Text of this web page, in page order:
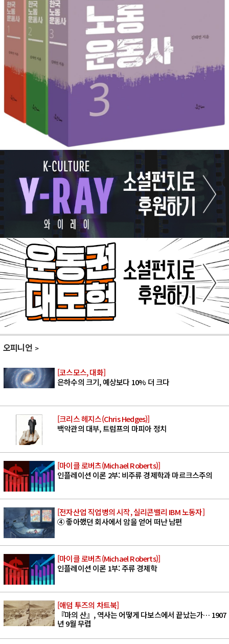
오피니언
[코스모스, 대화]
은하수의 크기, 예상보다 10% 더 크다
[크리스 헤지스(Chris Hedges)]
백악관의 대부, 트럼프의 마피아 정치
[마이클 로버츠(Michael Roberts)]
인플레이션 이론 2부: 비주류 경제학과 마르크스주의
[전자산업 직업병의 시작, 실리콘밸리 IBM 노동자]
④ 좋아했던 회사에서 암을 얻어 떠난 남편
[마이클 로버츠(Michael Roberts)]
인플레이션 이론 1부: 주류 경제학
[애덤 투즈의 차트북]
『마의 산』, 역사는 어떻게 다보스에서 끝났는가… 1907
년 9월 무렵